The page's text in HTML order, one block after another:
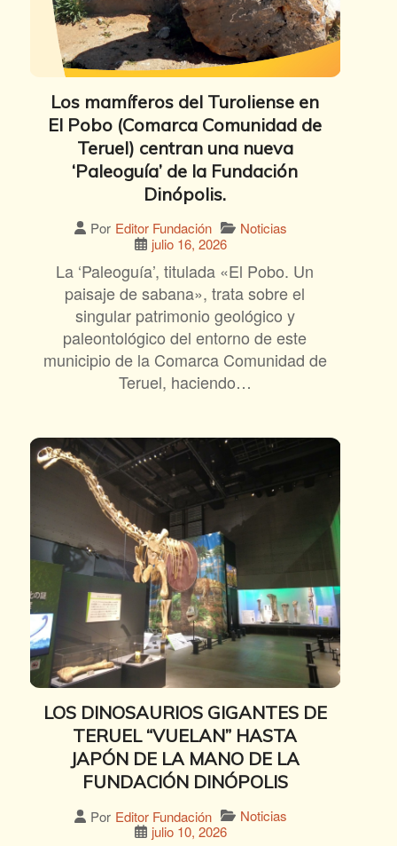
Los mamíferos del Turoliense en
El Pobo (Comarca Comunidad de
Teruel) centran una nueva
‘Paleoguía’ de la Fundación
Dinópolis.
Por Editor Fundación
Noticias
julio 16, 2026
La ‘Paleoguía’, titulada «El Pobo. Un
paisaje de sabana», trata sobre el
singular patrimonio geológico y
paleontológico del entorno de este
municipio de la Comarca Comunidad de
Teruel, haciendo…
LOS DINOSAURIOS GIGANTES DE
TERUEL “VUELAN” HASTA
JAPÓN DE LA MANO DE LA
FUNDACIÓN DINÓPOLIS
Por Editor Fundación
Noticias
julio 10, 2026